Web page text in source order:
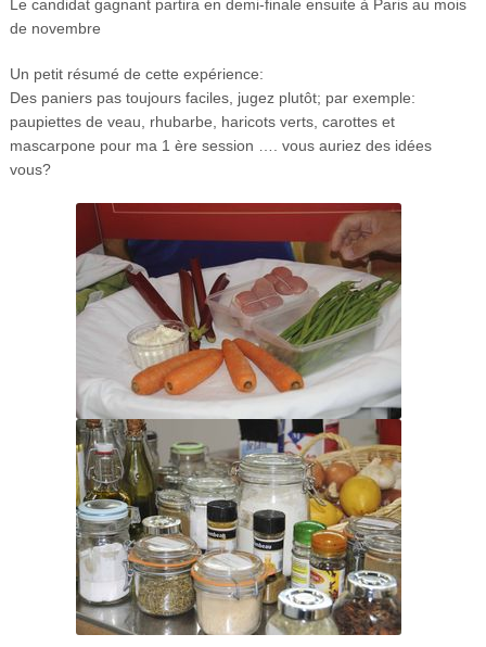
Le candidat gagnant partira en demi-finale ensuite à Paris au mois
de novembre
Un petit résumé de cette expérience:
Des paniers pas toujours faciles, jugez plutôt; par exemple:
paupiettes de veau, rhubarbe, haricots verts, carottes et
mascarpone pour ma 1 ère session …. vous auriez des idées
vous?